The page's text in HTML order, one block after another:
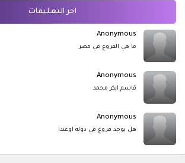
اخر التعليقات
Anonymous
ما هي الفروع في مصر
Anonymous
قاسم ابكر محمد
Anonymous
هل يوجد فروغ في دوله اوغندا